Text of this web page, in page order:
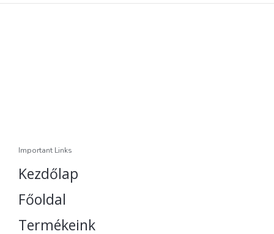
Important Links
Kezdőlap
Főoldal
Termékeink